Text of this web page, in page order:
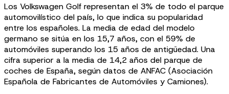
Los Volkswagen Golf representan el 3% de todo el parque
automovilístico del país, lo que indica su popularidad
entre los españoles. La media de edad del modelo
germano se sitúa en los 15,7 años, con el 59% de
automóviles superando los 15 años de antigüedad. Una
cifra superior a la media de 14,2 años del parque de
coches de España, según datos de ANFAC (Asociación
Española de Fabricantes de Automóviles y Camiones).